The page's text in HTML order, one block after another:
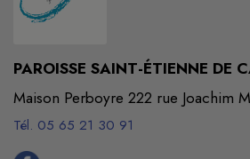
PAROISSE SAINT-ÉTIENNE DE
Maison Perboyre 222 rue Joachim
Tél. 05 65 21 30 91